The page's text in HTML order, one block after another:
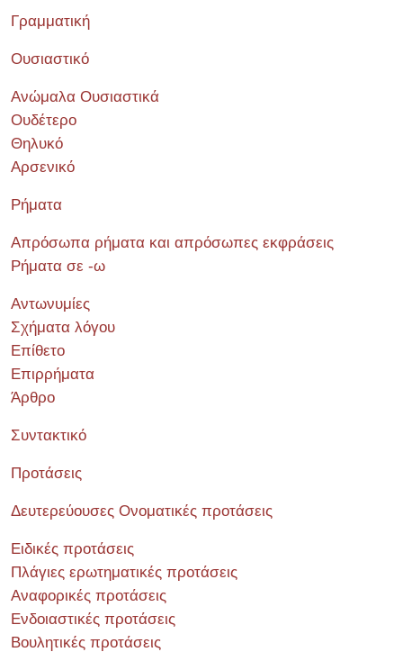
Γραμματική
Ουσιαστικό
Ανώμαλα Ουσιαστικά
Ουδέτερο
Θηλυκό
Αρσενικό
Ρήματα
Απρόσωπα ρήματα και απρόσωπες εκφράσεις
Ρήματα σε -ω
Αντωνυμίες
Σχήματα λόγου
Επίθετο
Επιρρήματα
Άρθρο
Συντακτικό
Προτάσεις
Δευτερεύουσες Ονοματικές προτάσεις
Ειδικές προτάσεις
Πλάγιες ερωτηματικές προτάσεις
Αναφορικές προτάσεις
Ενδοιαστικές προτάσεις
Βουλητικές προτάσεις